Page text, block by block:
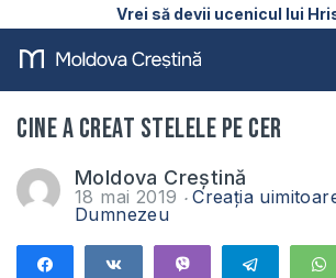
Vrei să devii ucenicul lui
Cine a creat stelele pe cer
Moldova Creștină
18 mai 2019
Creația
Dumnezeu
Share Share Telegram